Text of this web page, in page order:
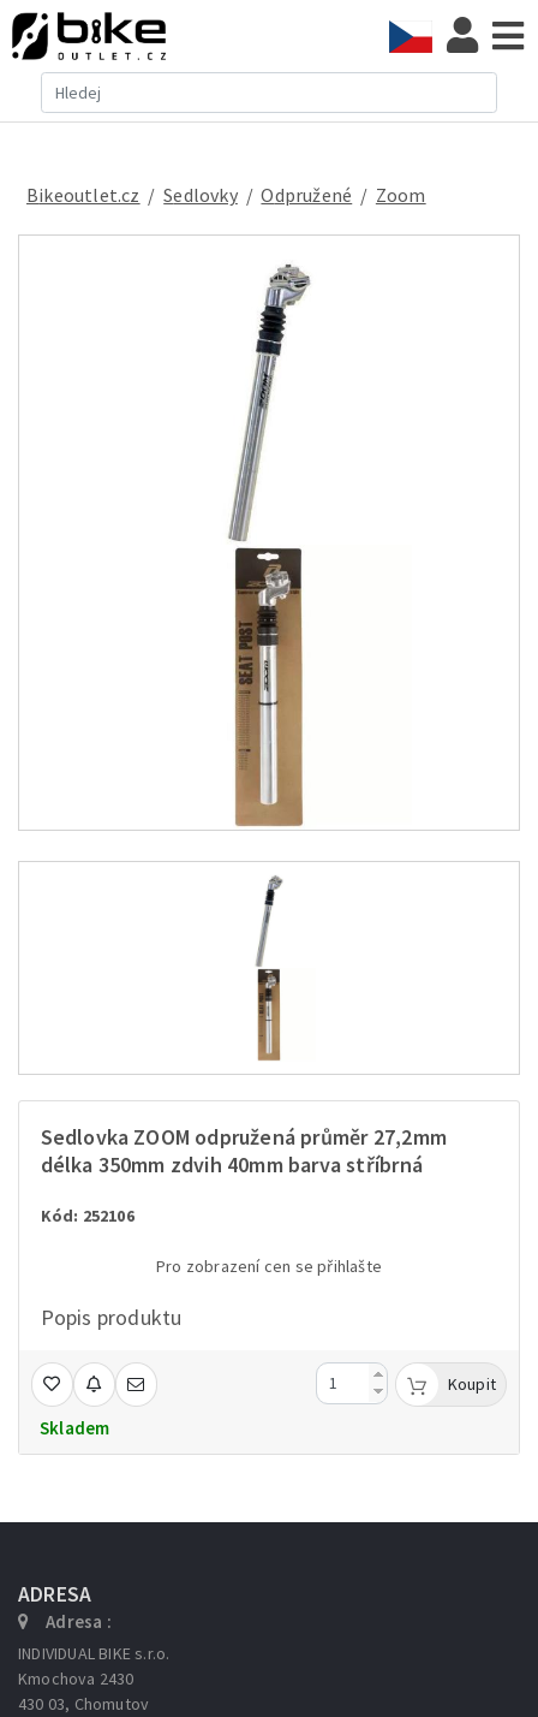
Bikeoutlet.cz / sedlovky / odpružené / Zoom
Sedlovka ZOOM odpružená průměr 27,2mm
délka 350mm zdvih 40mm barva stříbrná
Kód: 252106
Pro zobrazení cen se přihlašte
Popis produktu
Skladem
Koupit
ADRESA
Adresa :
INDIVIDUAL BIKE s.r.o.
Kmochova 2430
430 03, Chomutov